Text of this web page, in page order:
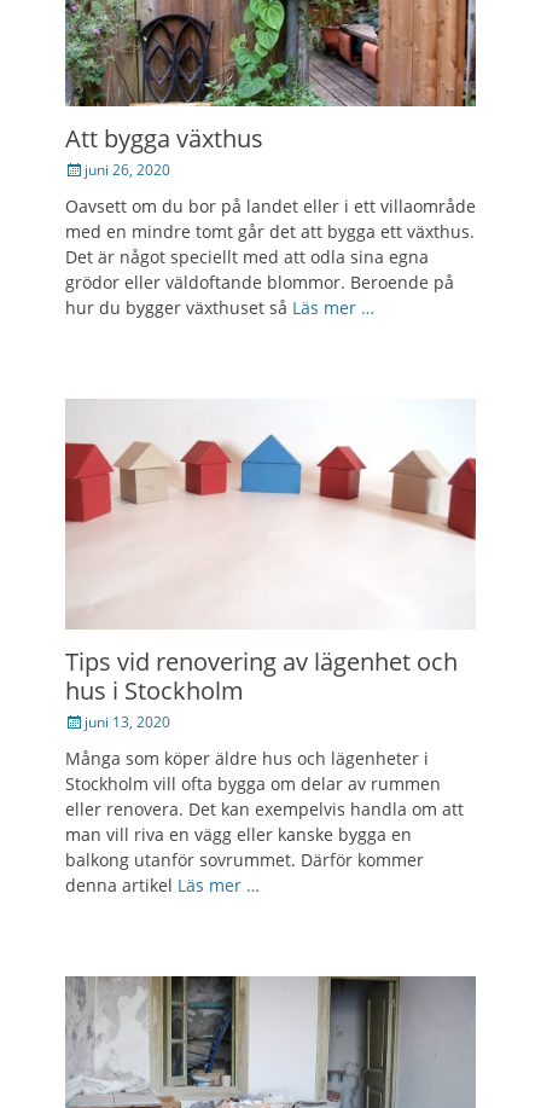
Att bygga växthus
Postedjuni 26, 2020
Oavsett om du bor på landet eller i ett villaområde
med en mindre tomt går det att bygga ett växthus.
Det är något speciellt med att odla sina egna
grödor eller väldoftande blommor. Beroende på
hur du bygger växthuset så Läs mer …
Tips vid renovering av lägenhet och
hus i Stockholm
Postedjuni 13, 2020
Många som köper äldre hus och lägenheter i
Stockholm vill ofta bygga om delar av rummen
eller renovera. Det kan exempelvis handla om att
man vill riva en vägg eller kanske bygga en
balkong utanför sovrummet. Därför kommer
denna artikel Läs mer …